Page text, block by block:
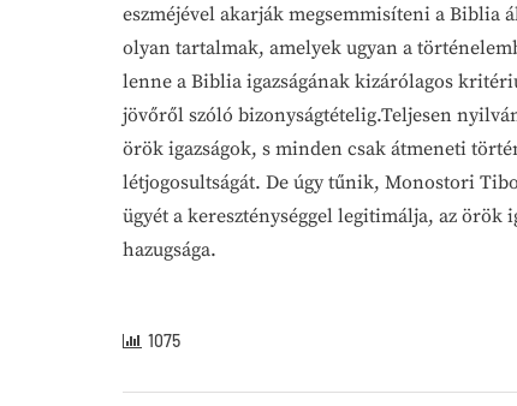
eszméjével akarják megsemmisíteni a Biblia
olyan tartalmak, amelyek ugyan a
lenne a Biblia igazságának kizárólagos
jövőről szóló bizonyságtételig.Teljesen
örök igazságok, s minden csak átmeneti
létjogosultságát. De úgy tűnik, Monostori
ügyét a kereszténységgel legitimálja, az örök
hazugsága.
1075